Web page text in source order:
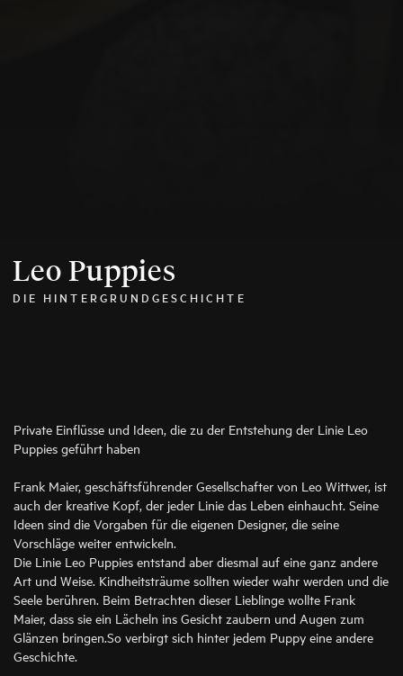
Leo Puppies
DIE HINTERGRUNDGESCHICHTE
Private Einflüsse und Ideen, die zu der Entstehung der Linie Leo
Puppies geführt haben
Frank Maier, geschäftsführender Gesellschafter von Leo Wittwer, ist
auch der kreative Kopf, der jeder Linie das Leben einhaucht. Seine
Ideen sind die Vorgaben für die eigenen Designer, die seine
Vorschläge weiter entwickeln.
Die Linie Leo Puppies entstand aber diesmal auf eine ganz andere
Art und Weise. Kindheitsträume sollten wieder wahr werden und die
Seele berühren. Beim Betrachten dieser Lieblinge wollte Frank
Maier, dass sie ein Lächeln ins Gesicht zaubern und Augen zum
Glänzen bringen.So verbirgt sich hinter jedem Puppy eine andere
Geschichte.